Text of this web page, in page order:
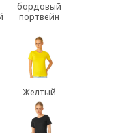
бордовый
портвейн
Желтый